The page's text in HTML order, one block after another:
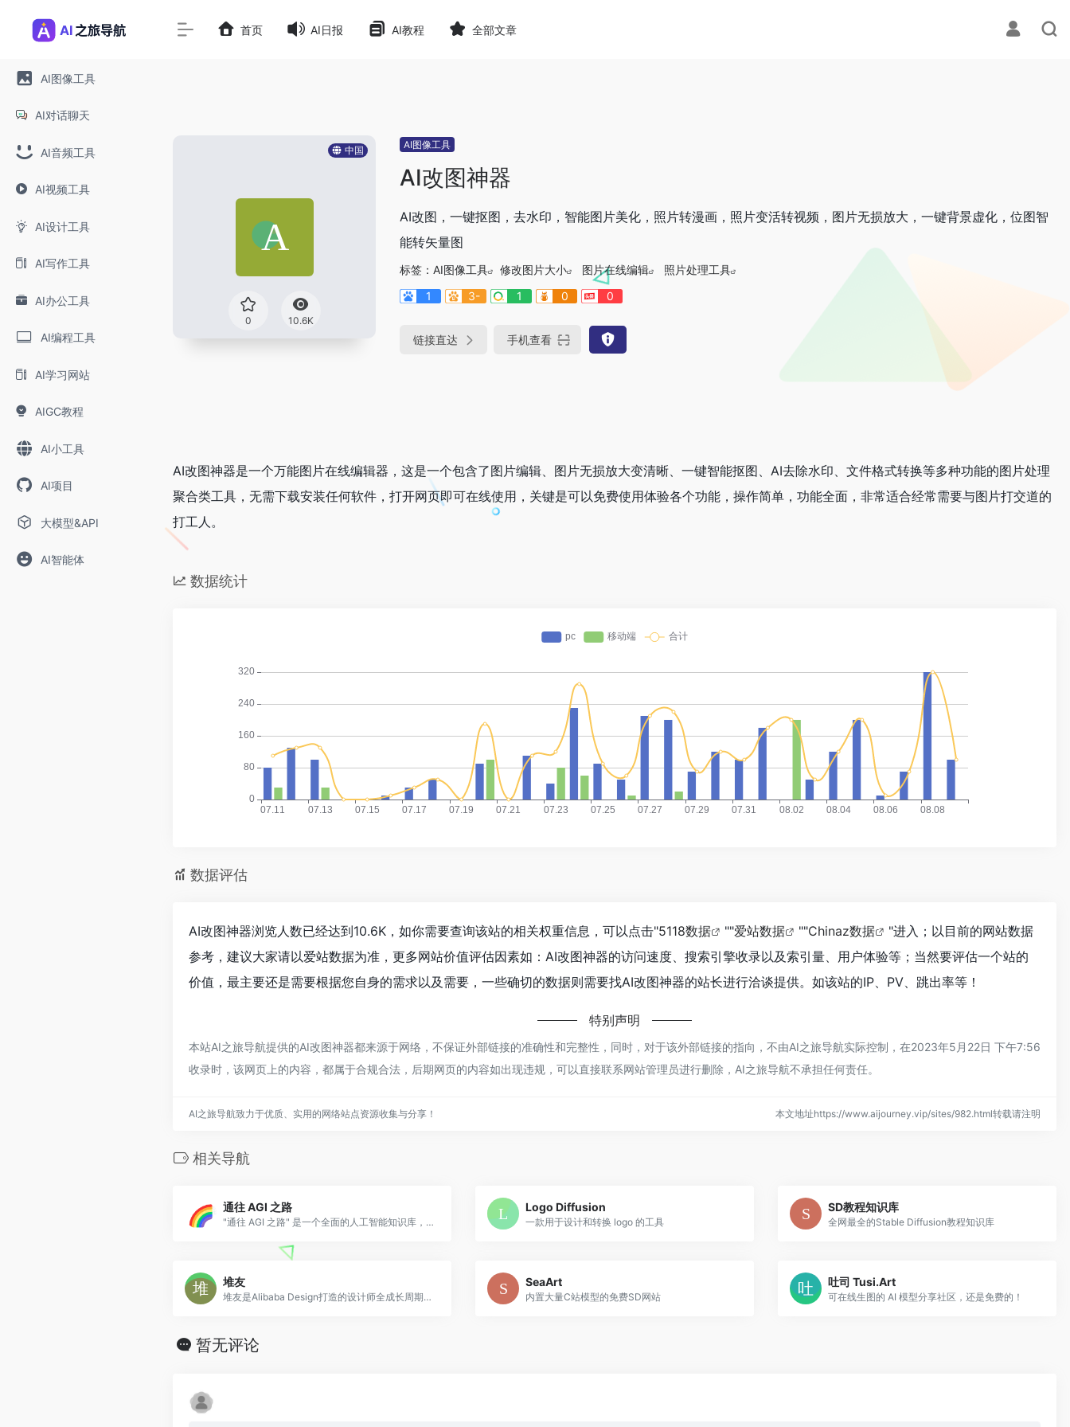
AI图像工具
AI对话聊天
AI音频工具
AI视频工具
AI设计工具
AI写作工具
AI办公工具
AI编程工具
AI学习网站
AIGC教程
AI小工具
AI项目
大模型&API
AI智能体
首页 AI日报 AI教程 全部文章
中国
0 10.6K
AI图像工具
AI改图神器
AI改图，一键抠图，去水印，智能图片美化，照片转漫画，照片变活转视频，图片无损放大，一键背景虚化，位图智
能转矢量图
标签： AI图像工具 修改图片大小 图片在线编辑
照片处理工具
1
3- 1 0 0
链接直达 手机查看
AI改图神器是一个万能图片在线编辑器，这是一个包含了图片编辑、图片无损放大变清晰、一键智能抠图、AI去除水印、文件格式转换等多种功能的图片处理
聚合类工具，无需下载安装任何软件，打开网页即可在线使用，关键是可以免费使用体验各个功能，操作简单，功能全面，非常适合经常需要与图片打交道的
打工人。
数据统计
数据评估
AI改图神器浏览人数已经达到10.6K，如你需要查询该站的相关权重信息，可以点击"5118数据 ""爱站数据 ""Chinaz数据
"进入；以目前的网站数据
参考，建议大家请以爱站数据为准，更多网站价值评估因素如：AI改图神器的访问速度、搜索引擎收录以及索引量、用户体验等；当然要评估一个站的
价值，最主要还是需要根据您自身的需求以及需要，一些确切的数据则需要找AI改图神器的站长进行洽谈提供。如该站的IP、PV、跳出率等！
特别声明
本站AI之旅导航提供的AI改图神器都来源于网络，不保证外部链接的准确性和完整性，同时，对于该外部链接的指向，不由AI之旅导航实际控制，在2023年5月22日 下午7:56
收录时，该网页上的内容，都属于合规合法，后期网页的内容如出现违规，可以直接联系网站管理员进行删除，AI之旅导航不承担任何责任。
AI之旅导航致力于优质、实用的网络站点资源收集与分享！ 本文地址https://www.aijourney.vip/sites/982.html转载请注明
相关导航
通往 AGI 之路
"通往 AGI 之路" 是一个全面的人工智能知识库，旨在为用户提供从基础入门到前沿应用的全方位学习资源。我们致力于帮助用户了解人工智能的最新动态、技术应用和未来趋势，同时激发他们利用 AI 实现个人和职业发展的潜力。
Logo Diffusion
一款用于设计和转换 logo 的工具
SD教程知识库
全网最全的Stable Diffusion教程知识库
堆友
堆友是Alibaba Design打造的设计师全成长周期服务平台，围绕品质、效率、技能、成就、收入五大用户价值布局平台能力，全力服务设计师，旨在成为设计师的好朋友。堆友历经大厂设计师团队多轮打磨雕刻，集海量高品质3D素材、实时在线渲染、多元场景功能应用、轻便好学易上手等多重优势于一身的设计神器，更自带免费可商用属性，为专业设计师、运营工友、学生小白、社交达人提供了一个零成本的在线设计站点和资源库。
SeaArt
内置大量C站模型的免费SD网站
吐司 Tusi.Art
可在线生图的 AI 模型分享社区，还是免费的！
暂无评论